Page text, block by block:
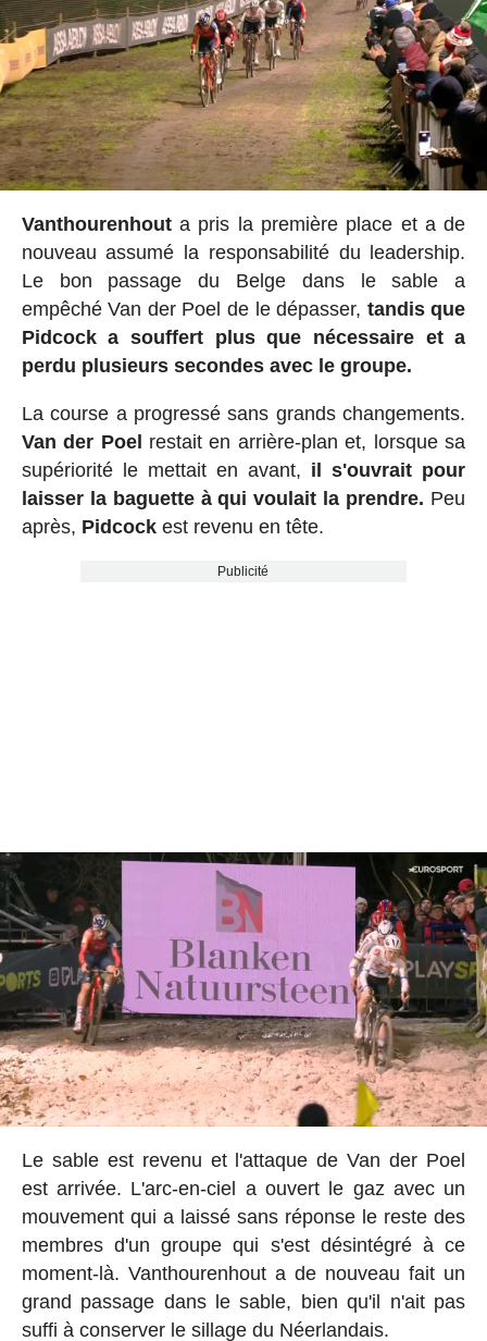
Vanthourenhouta pris la première place et a de
nouveau assumé la responsabilité du leadership.
Le bon passage du Belge dans le sable a
empêché Van der Poel de le dépasser, tandis que
Pidcock a souffert plus que nécessaire et a
perdu plusieurs secondes avec le groupe.
La course a progressé sans grands changements.
Van der Poel restait en arrière-plan et, lorsque sa
supériorité le mettait en avant, il s'ouvrait pour
laisser la baguette à qui voulait la prendre. Peu
après, Pidcockest revenu en tête.
Publicité
Le sable est revenu et l'attaque de Van der Poel
est arrivée. L'arc-en-ciel a ouvert le gaz avec un
mouvement qui a laissé sans réponse le reste des
membres d'un groupe qui s'est désintégré à ce
moment-là. Vanthourenhout a de nouveau fait un
grand passage dans le sable, bien qu'il n'ait pas
suffi à conserver le sillage du Néerlandais.